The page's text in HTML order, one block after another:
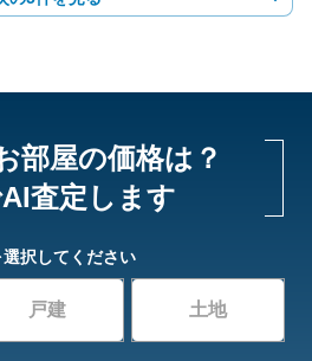
部屋の価格は？
査定します
択してください
戸建 土地